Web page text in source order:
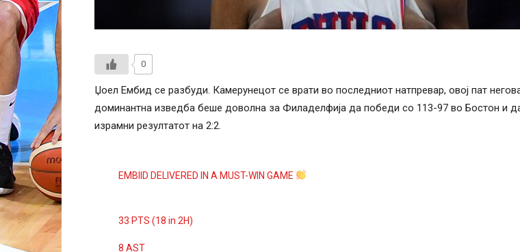
0
Џоел Ембид се разбуди. Камерунецот се врати во последниот натпревар, овој пат
доминантна изведба беше доволна за Филаделфија да победи со 113-97 во Бостон и
израмни резултатот на 2:2.
EMBIID DELIVERED IN A MUST-WIN GAME
33 PTS (18 in 2H)
8 AST